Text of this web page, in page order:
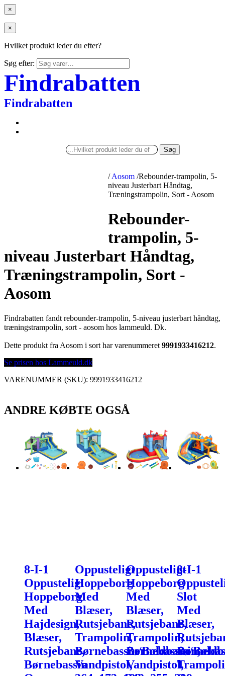
×
×
Hvilket produkt leder du efter?
Søg efter:
Findrabatten
Findrabatten
Søg
/ Aosom /Rebounder-trampolin, 5-
niveau Justerbart Håndtag,
Træningstrampolin, Sort - Aosom
Rebounder-
trampolin, 5-
niveau Justerbart Håndtag,
Træningstrampolin, Sort -
Aosom
Findrabatten fandt rebounder-trampolin, 5-niveau justerbart håndtag,
træningstrampolin, sort - aosom hos lammeuld. Dk.
Dette produkt fra Aosom i sort har varenummeret 9991933416212.
Se prisen hos Lammeuld.dk
VARENUMMER (SKU): 9991933416212
ANDRE KØBTE OGSÅ
8-I-1
Oppustelig
Hoppeborg
Med
Hajdesign,
Blæser,
Rutsjebane,
Børnebassin
Oppusteligt
Hoppeborg
Med
Blæser,
Rutsjebane,
Trampolin,
Børnebassin/Boldbassin,
Vandpistol,
Oppusteligt
Hoppeborg
Med
Blæser,
Rutsjebane,
Trampolin,
Børnebassin/
Vandpistol,
8-I-1
Slot
Med
Blæser,